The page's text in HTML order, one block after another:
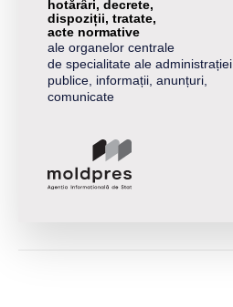
hotărâri, decrete,
dispoziții, tratate,
acte normative
ale organelor centrale
de specialitate ale administrației
publice, informații, anunțuri,
comunicate